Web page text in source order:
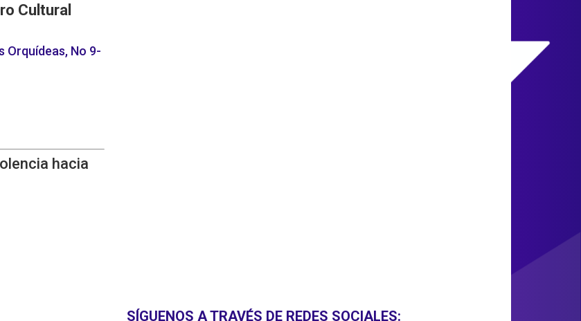
Cultural
Orquídeas, No 9-
hacia
SÍGUENOS A TRAVÉS DE REDES SOCIALES: